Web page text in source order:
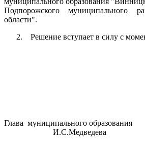
Подпорожского муниципального
области".
2. Решение вступает в силу с
Глава муниципального
И.С.Медведева